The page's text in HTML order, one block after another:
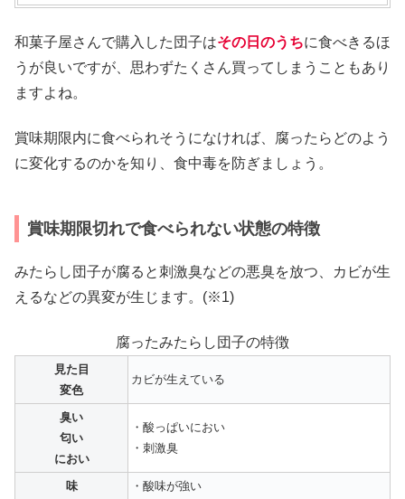
和菓子屋さんで購入した団子はその日のうちに食べきるほ
うが良いですが、思わずたくさん買ってしまうこともあり
ますよね。
賞味期限内に食べられそうになければ、腐ったらどのよう
に変化するのかを知り、食中毒を防ぎましょう。
賞味期限切れで食べられない状態の特徴
みたらし団子が腐ると刺激臭などの悪臭を放つ、カビが生
えるなどの異変が生じます。(※1)
腐ったみたらし団子の特徴
見た目
変色
カビが生えている
臭い
匂い
におい
・酸っぱいにおい
・刺激臭
味
・酸味が強い